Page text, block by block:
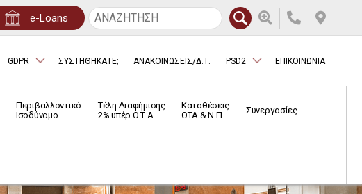
e-Loans
GDPR ΣΥΣΤΗΘΗΚΑΤΕ; ΑΝΑΚΟΙΝΩΣΕΙΣ/Δ.Τ. PSD2 ΕΠΙΚΟΙΝΩΝΙΑ
Περιβαλλοντικό
Ισοδύναμο
Τέλη Διαφήμισης
2% υπέρ Ο.Τ.Α.
Καταθέσεις
ΟΤΑ & Ν.Π.
Συνεργασίες